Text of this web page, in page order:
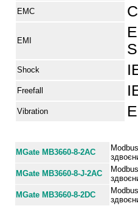
EMC
EMI
Shock
Freefall
Vibration
MGate MB3660-8-2AC
MGate MB3660-8-J-2AC
MGate MB3660-8-2DC